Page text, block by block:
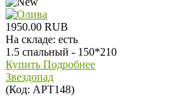
1950.00 RUB
На складе: есть
1.5 спальный - 150*210
Купить Подробнее
Звездопад
(Код: АРТ148)